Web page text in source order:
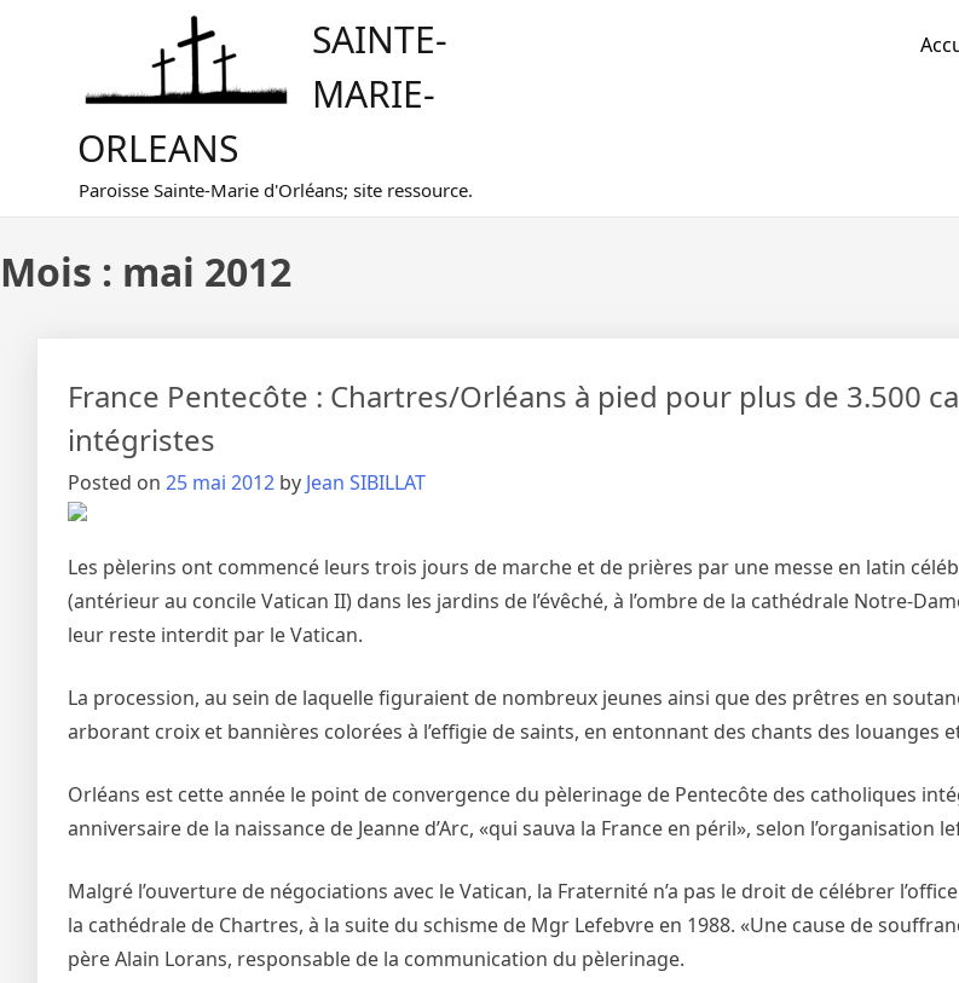
SAINTE-
MARIE-
ORLEANS
Paroisse Sainte-Marie d'Orléans; site ressource.
Mois : mai 2012
France Pentecôte : Chartres/Orléans à pied pour plus de 3.500
intégristes
Posted on 25 mai 2012 by Jean SIBILLAT
Les pèlerins ont commencé leurs trois jours de marche et de prières par une messe en latin
(antérieur au concile Vatican II) dans les jardins de l’évêché, à l’ombre de la cathédrale Notre-
leur reste interdit par le Vatican.
La procession, au sein de laquelle figuraient de nombreux jeunes ainsi que des prêtres en
arborant croix et bannières colorées à l’effigie de saints, en entonnant des chants des louanges
Orléans est cette année le point de convergence du pèlerinage de Pentecôte des catholiques
anniversaire de la naissance de Jeanne d’Arc, «qui sauva la France en péril», selon l’organisation
Malgré l’ouverture de négociations avec le Vatican, la Fraternité n’a pas le droit de célébrer
la cathédrale de Chartres, à la suite du schisme de Mgr Lefebvre en 1988. «Une cause de
père Alain Lorans, responsable de la communication du pèlerinage.